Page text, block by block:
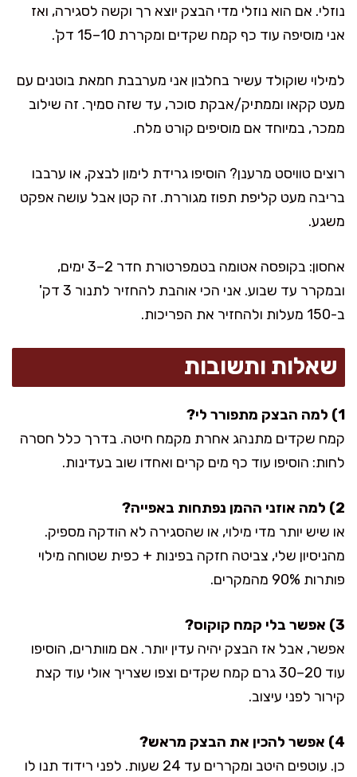
נוזלי. אם הוא נוזלי מדי הבצק יוצא רך וקשה לסגירה, ואז
אני מוסיפה עוד כף קמח שקדים ומקררת 10–15 דק'.
למילוי שוקולד עשיר בחלבון אני מערבבת חמאת בוטנים עם
מעט קקאו וממתיק/אבקת סוכר, עד שזה סמיך. זה שילוב
ממכר, במיוחד אם מוסיפים קורט מלח.
רוצים טוויסט מרענן? הוסיפו גרידת לימון לבצק, או ערבבו
בריבה מעט קליפת תפוז מגוררת. זה קטן אבל עושה אפקט
משגע.
אחסון: בקופסה אטומה בטמפרטורת חדר 2–3 ימים,
ובמקרר עד שבוע. אני הכי אוהבת להחזיר לתנור 3 דק'
ב-150 מעלות ולהחזיר את הפריכות.
שאלות ותשובות
1) למה הבצק מתפורר לי?
קמח שקדים מתנהג אחרת מקמח חיטה. בדרך כלל חסרה
לחות: הוסיפו עוד כף מים קרים ואחדו שוב בעדינות.
2) למה אוזני ההמן נפתחות באפייה?
או שיש יותר מדי מילוי, או שהסגירה לא הודקה מספיק.
מהניסיון שלי, צביטה חזקה בפינות + כפית שטוחה מילוי
פותרות 90% מהמקרים.
3) אפשר בלי קמח קוקוס?
אפשר, אבל אז הבצק יהיה עדין יותר. אם מוותרים, הוסיפו
עוד 20–30 גרם קמח שקדים וצפו שצריך אולי עוד קצת
קירור לפני עיצוב.
4) אפשר להכין את הבצק מראש?
כן. עוטפים היטב ומקררים עד 24 שעות. לפני רידוד תנו לו